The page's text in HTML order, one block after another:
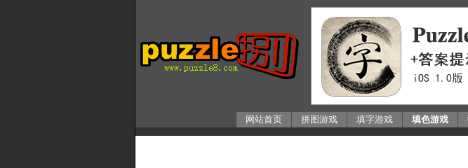
网站首页 拼图游戏 填字游戏 填色游戏